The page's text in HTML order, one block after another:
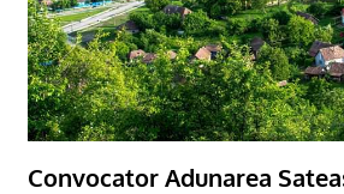
Convocator Adunarea